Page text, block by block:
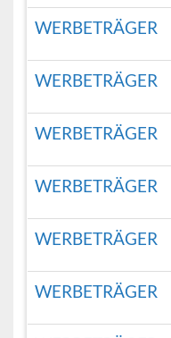
WERBETRÄGER
WERBETRÄGER
WERBETRÄGER
WERBETRÄGER
WERBETRÄGER
WERBETRÄGER